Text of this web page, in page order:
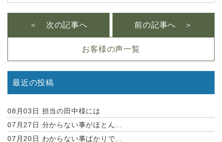
＜ 次の記事へ
お客様の声一覧
前の記事へ ＞
最近の投稿
08月03日 担当の田中様には
07月27日 分からない事がほとん...
07月20日 わからない事ばかりで...